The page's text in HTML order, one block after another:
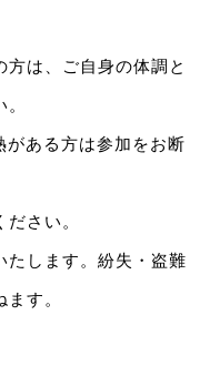
方は、ご自身の体調と
ある方は参加をお断
さい。
たします。紛失・盗難
す。